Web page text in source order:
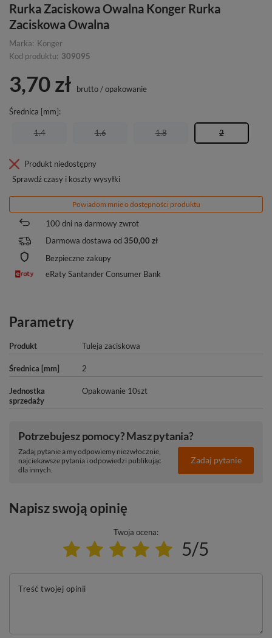
Rurka Zaciskowa Owalna Konger Rurka
Zaciskowa Owalna
Marka: Konger
Kod produktu: 309095
3,70 zł brutto/opakowanie
Średnica [mm]
1.4 1.6 1.8 2
Produkt niedostępny
Sprawdź czasy i koszty wysyłki
Powiadom mnie o dostępności produktu
100 dni na darmowy zwrot
Darmowa dostawa od 350,00 zł
Bezpieczne zakupy
eRaty Santander Consumer Bank
Parametry
Produkt Tuleja zaciskowa
Średnica [mm] 2
Jednostka
sprzedaży
Opakowanie 10szt
Potrzebujesz pomocy? Masz pytania?
Zadaj pytanie a my odpowiemy niezwłocznie,
najciekawsze pytania i odpowiedzi publikując
dla innych.
Zadaj pytanie
Napisz swoją opinię
Twoja ocena:
5/5
Treść twojej opinii